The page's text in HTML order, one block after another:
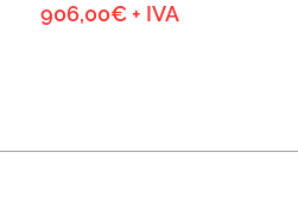
906,00€+ IVA